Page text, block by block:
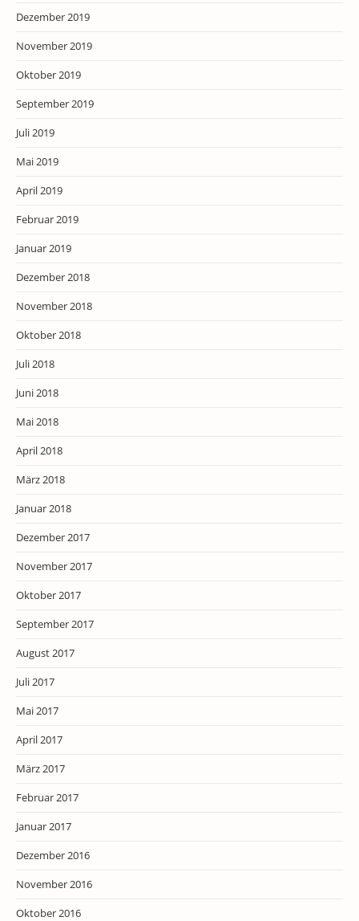
Dezember 2019
November 2019
Oktober 2019
September 2019
Juli 2019
Mai 2019
April 2019
Februar 2019
Januar 2019
Dezember 2018
November 2018
Oktober 2018
Juli 2018
Juni 2018
Mai 2018
April 2018
März 2018
Januar 2018
Dezember 2017
November 2017
Oktober 2017
September 2017
August 2017
Juli 2017
Mai 2017
April 2017
März 2017
Februar 2017
Januar 2017
Dezember 2016
November 2016
Oktober 2016